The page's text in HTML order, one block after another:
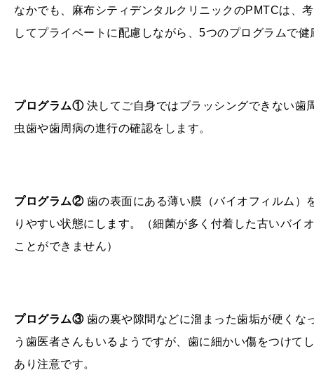
なかでも、麻布シティデンタルクリニックのPMTCは、
してプライベートに配慮しながら、5つのプログラムで
プログラム①決してご自身ではブラッシングできない歯
虫歯や歯周病の進行の確認をします。
プログラム②歯の表面にある薄い膜（バイオフィルム）
りやすい状態にします。（細菌が多く付着した古いバイ
ことができません）
プログラム③歯の裏や隙間などに溜まった歯垢が硬くな
う歯医者さんもいるようですが、歯に細かい傷をつけて
あり注意です。